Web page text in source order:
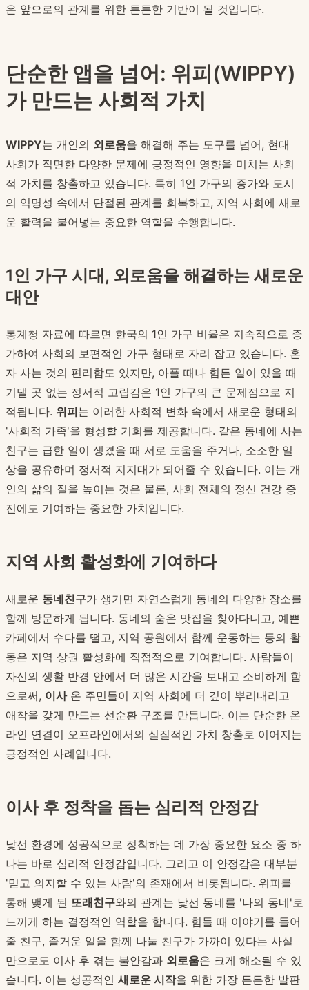
은 앞으로의 관계를 위한 튼튼한 기반이 될 것입니다.
단순한 앱을 넘어: 위피(WIPPY)
가 만드는 사회적 가치
WIPPY는 개인의 외로움을 해결해 주는 도구를 넘어, 현대
사회가 직면한 다양한 문제에 긍정적인 영향을 미치는 사회
적 가치를 창출하고 있습니다. 특히 1인 가구의 증가와 도시
의 익명성 속에서 단절된 관계를 회복하고, 지역 사회에 새로
운 활력을 불어넣는 중요한 역할을 수행합니다.
1인 가구 시대, 외로움을 해결하는 새로운
대안
통계청 자료에 따르면 한국의 1인 가구 비율은 지속적으로 증
가하여 사회의 보편적인 가구 형태로 자리 잡고 있습니다. 혼
자 사는 것의 편리함도 있지만, 아플 때나 힘든 일이 있을 때
기댈 곳 없는 정서적 고립감은 1인 가구의 큰 문제점으로 지
적됩니다. 위피는 이러한 사회적 변화 속에서 새로운 형태의
'사회적 가족'을 형성할 기회를 제공합니다. 같은 동네에 사는
친구는 급한 일이 생겼을 때 서로 도움을 주거나, 소소한 일
상을 공유하며 정서적 지지대가 되어줄 수 있습니다. 이는 개
인의 삶의 질을 높이는 것은 물론, 사회 전체의 정신 건강 증
진에도 기여하는 중요한 가치입니다.
지역 사회 활성화에 기여하다
새로운 동네친구가 생기면 자연스럽게 동네의 다양한 장소를
함께 방문하게 됩니다. 동네의 숨은 맛집을 찾아다니고, 예쁜
카페에서 수다를 떨고, 지역 공원에서 함께 운동하는 등의 활
동은 지역 상권 활성화에 직접적으로 기여합니다. 사람들이
자신의 생활 반경 안에서 더 많은 시간을 보내고 소비하게 함
으로써, 이사온 주민들이 지역 사회에 더 깊이 뿌리내리고
애착을 갖게 만드는 선순환 구조를 만듭니다. 이는 단순한 온
라인 연결이 오프라인에서의 실질적인 가치 창출로 이어지는
긍정적인 사례입니다.
이사 후 정착을 돕는 심리적 안정감
낯선 환경에 성공적으로 정착하는 데 가장 중요한 요소 중 하
나는 바로 심리적 안정감입니다. 그리고 이 안정감은 대부분
'믿고 의지할 수 있는 사람'의 존재에서 비롯됩니다. 위피를
통해 맺게 된 또래친구와의 관계는 낯선 동네를 '나의 동네'로
느끼게 하는 결정적인 역할을 합니다. 힘들 때 이야기를 들어
줄 친구, 즐거운 일을 함께 나눌 친구가 가까이 있다는 사실
만으로도 이사 후 겪는 불안감과 외로움은 크게 해소될 수 있
습니다. 이는 성공적인 새로운 시작을 위한 가장 든든한 발판